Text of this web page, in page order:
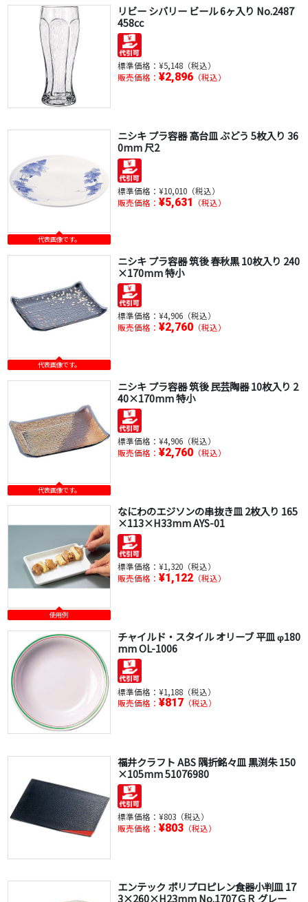
リビー シバリー ビール 6ヶ入り No.2487
458cc
標準価格： ¥5,148（税込）
販売価格： ¥2,896（税込）
代表画像です。
ニシキ プラ容器 高台皿 ぶどう 5枚入り 36
0mm 尺2
標準価格： ¥10,010（税込）
販売価格： ¥5,631 （税込）
代表画像です。
ニシキ プラ容器 筑後 春秋黒 10枚入り 240
×170mm 特小
標準価格： ¥4,906（税込）
販売価格： ¥2,760（税込）
代表画像です。
ニシキ プラ容器 筑後 民芸陶器 10枚入り 2
40×170mm 特小
標準価格： ¥4,906（税込）
販売価格： ¥2,760（税込）
使用例
なにわのエジソンの串抜き皿 2枚入り 165
×113×H33mm AYS-01
標準価格： ¥1,320（税込）
販売価格： ¥1,122（税込）
チャイルド・スタイル オリーブ 平皿 φ180
mm OL-1006
標準価格： ¥1,188（税込）
販売価格： ¥817（税込）
福井クラフト ABS 隅折銘々皿 黒渕朱 150
×105mm 51076980
標準価格： ¥803（税込）
販売価格： ¥803（税込）
エンテック ポリプロピレン食器小判皿 17
3×260×H23mm No.1707ＧＲ グレー